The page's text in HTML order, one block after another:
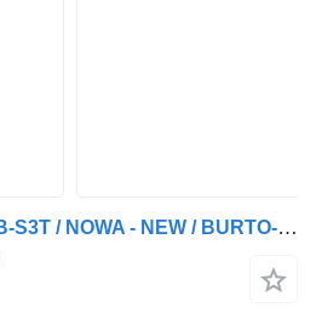
Schmitz Cargobull SCB-S3T / NOWA - NEW / BURTO-FIRANKA / STANDARD